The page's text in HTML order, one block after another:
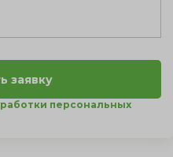
персональных